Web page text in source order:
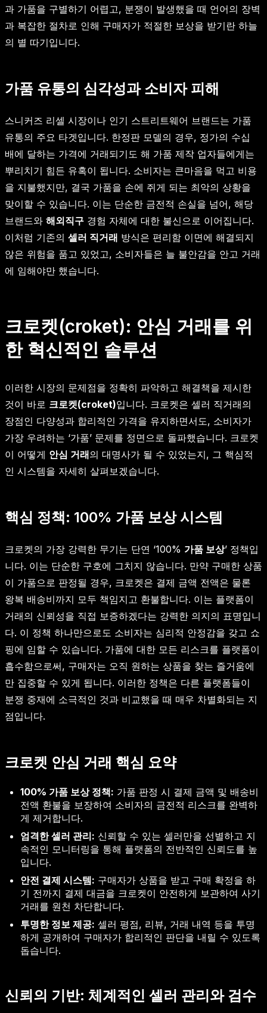
과 가품을 구별하기 어렵고, 분쟁이 발생했을 때 언어의 장벽
과 복잡한 절차로 인해 구매자가 적절한 보상을 받기란 하늘
의 별 따기입니다.
가품 유통의 심각성과 소비자 피해
스니커즈 리셀 시장이나 인기 스트리트웨어 브랜드는 가품
유통의 주요 타겟입니다. 한정판 모델의 경우, 정가의 수십
배에 달하는 가격에 거래되기도 해 가품 제작 업자들에게는
뿌리치기 힘든 유혹이 됩니다. 소비자는 큰마음을 먹고 비용
을 지불했지만, 결국 가품을 손에 쥐게 되는 최악의 상황을
맞이할 수 있습니다. 이는 단순한 금전적 손실을 넘어, 해당
브랜드와 해외직구 경험 자체에 대한 불신으로 이어집니다.
이처럼 기존의 셀러 직거래 방식은 편리함 이면에 해결되지
않은 위험을 품고 있었고, 소비자들은 늘 불안감을 안고 거래
에 임해야만 했습니다.
크로켓(croket): 안심 거래를 위
한 혁신적인 솔루션
이러한 시장의 문제점을 정확히 파악하고 해결책을 제시한
것이 바로 크로켓(croket)입니다. 크로켓은 셀러 직거래의
장점인 다양성과 합리적인 가격을 유지하면서도, 소비자가
가장 우려하는 ‘가품’ 문제를 정면으로 돌파했습니다. 크로켓
이 어떻게 안심 거래의 대명사가 될 수 있었는지, 그 핵심적
인 시스템을 자세히 살펴보겠습니다.
핵심 정책: 100% 가품 보상 시스템
크로켓의 가장 강력한 무기는 단연 ‘100% 가품 보상’ 정책입
니다. 이는 단순한 구호에 그치지 않습니다. 만약 구매한 상품
이 가품으로 판정될 경우, 크로켓은 결제 금액 전액은 물론
왕복 배송비까지 모두 책임지고 환불합니다. 이는 플랫폼이
거래의 신뢰성을 직접 보증하겠다는 강력한 의지의 표명입니
다. 이 정책 하나만으로도 소비자는 심리적 안정감을 갖고 쇼
핑에 임할 수 있습니다. 가품에 대한 모든 리스크를 플랫폼이
흡수함으로써, 구매자는 오직 원하는 상품을 찾는 즐거움에
만 집중할 수 있게 됩니다. 이러한 정책은 다른 플랫폼들이
분쟁 중재에 소극적인 것과 비교했을 때 매우 차별화되는 지
점입니다.
크로켓 안심 거래 핵심 요약
100% 가품 보상 정책: 가품 판정 시 결제 금액 및 배송비
전액 환불을 보장하여 소비자의 금전적 리스크를 완벽하
게 제거합니다.
엄격한 셀러 관리: 신뢰할 수 있는 셀러만을 선별하고 지
속적인 모니터링을 통해 플랫폼의 전반적인 신뢰도를 높
입니다.
안전 결제 시스템: 구매자가 상품을 받고 구매 확정을 하
기 전까지 결제 대금을 크로켓이 안전하게 보관하여 사기
거래를 원천 차단합니다.
투명한 정보 제공: 셀러 평점, 리뷰, 거래 내역 등을 투명
하게 공개하여 구매자가 합리적인 판단을 내릴 수 있도록
돕습니다.
신뢰의 기반: 체계적인 셀러 관리와 검수